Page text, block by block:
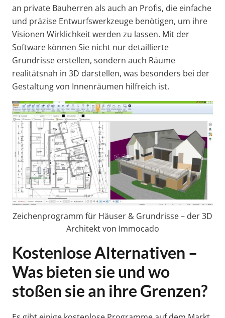
an private Bauherren als auch an Profis, die einfache
und präzise Entwurfswerkzeuge benötigen, um ihre
Visionen Wirklichkeit werden zu lassen. Mit der
Software können Sie nicht nur detaillierte
Grundrisse erstellen, sondern auch Räume
realitätsnah in 3D darstellen, was besonders bei der
Gestaltung von Innenräumen hilfreich ist.
Zeichenprogramm für Häuser & Grundrisse – der 3D
Architekt von Immocado
Kostenlose Alternativen –
Was bieten sie und wo
stoßen sie an ihre Grenzen?